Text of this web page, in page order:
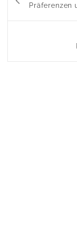
Präferenzen